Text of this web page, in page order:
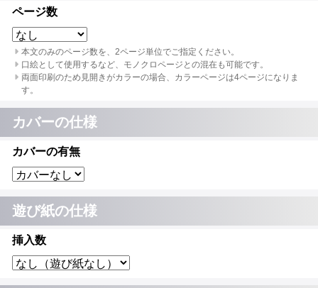
ページ数
本文のみのページ数を、2ページ単位でご指定ください。
口絵として使用するなど、モノクロページとの混在も可能です。
両面印刷のため見開きがカラーの場合、カラーページは4ページになりま
す。
カバーの仕様
カバーの有無
遊び紙の仕様
挿入数